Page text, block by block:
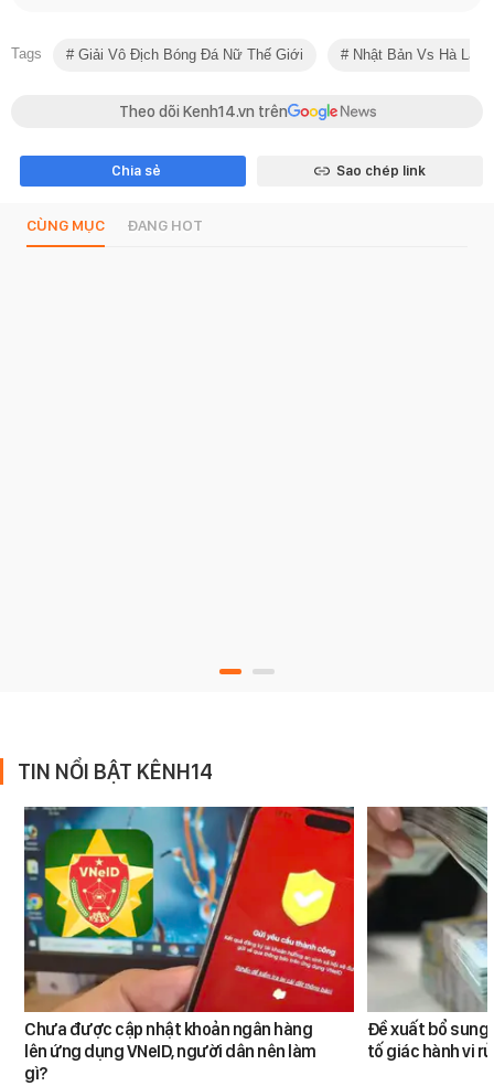
Tags Giải Vô Địch Bóng Đá Nữ Thế Giới Nhật Bản Vs Hà Lan
Theo dõi Kenh14.vn trên
Chia sẻ Sao chép link
CÙNG MỤC ĐANG HOT
TIN NỔI BẬT KÊNH14
Chưa được cập nhật khoản ngân hàng
lên ứng dụng VNeID, người dân nên làm
gì?
Đề xuất bổ
tố giác hành vi